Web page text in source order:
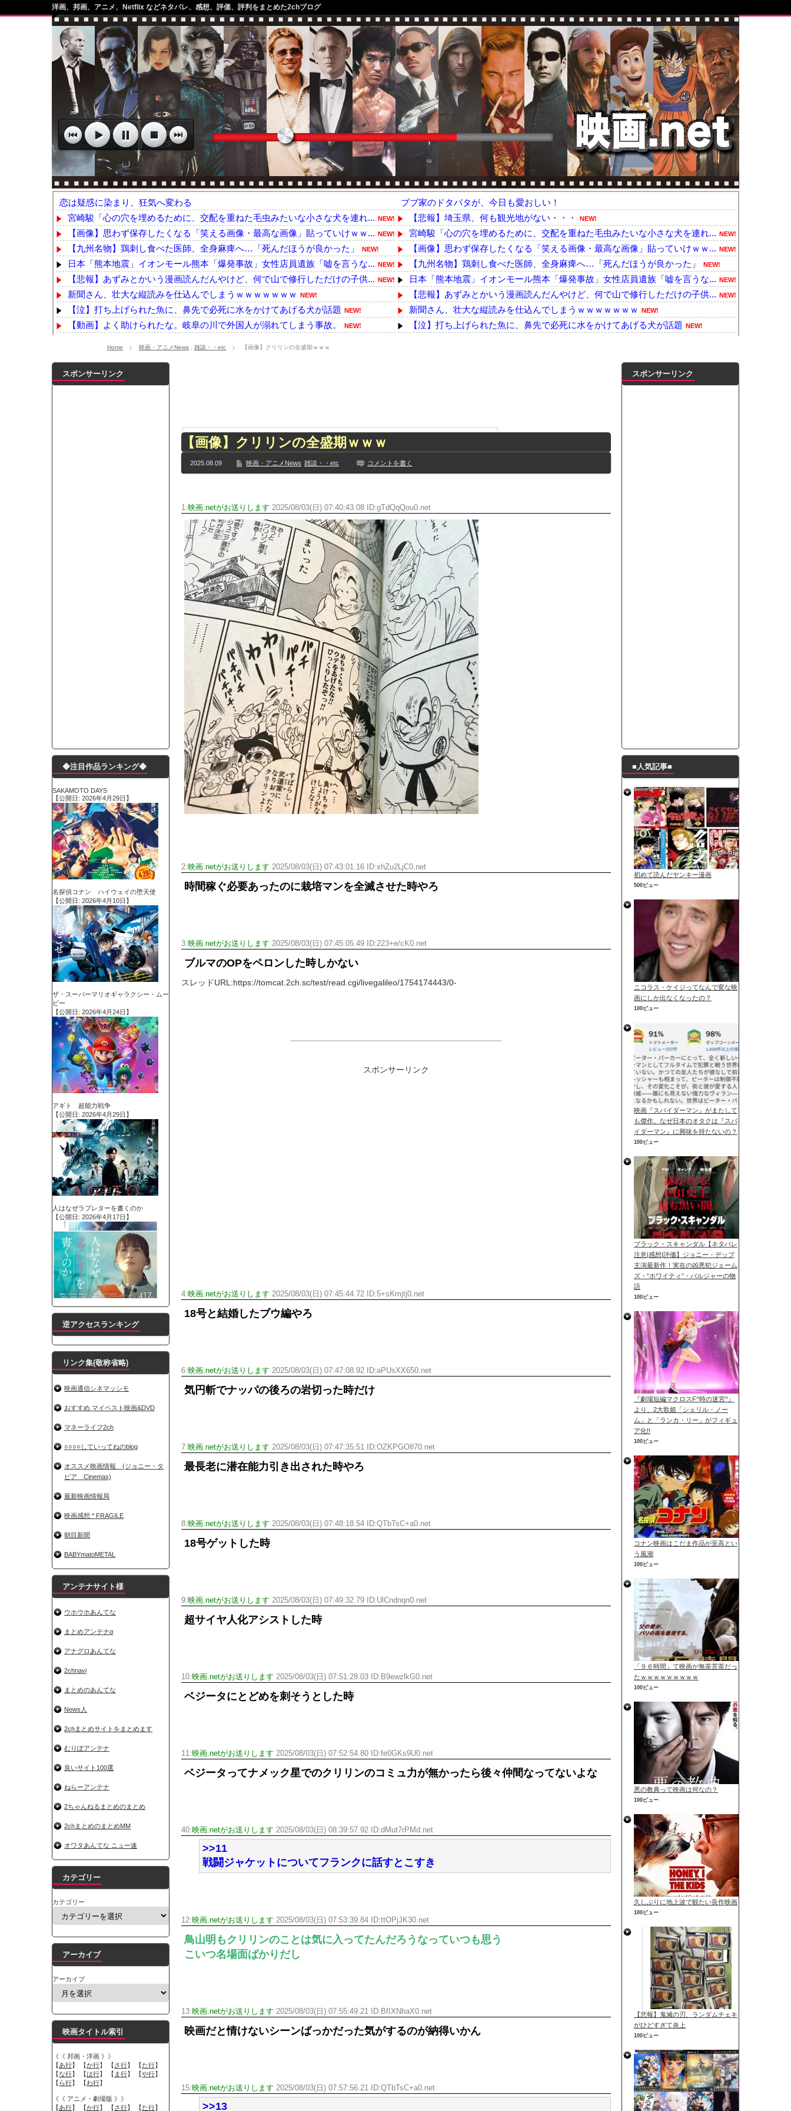
洋画、邦画、アニメ、Netflix などネタバレ、感想、評価、評判をまとめた2chブログ
恋は疑惑に染まり、狂気へ変わる
宮崎駿「心の穴を埋めるために、交配を重ねた毛虫みたいな小さな犬を連れ... NEW!
【画像】思わず保存したくなる「笑える画像・最高な画像」貼っていけｗｗ... NEW!
【九州名物】鶏刺し食べた医師、全身麻痺へ…「死んだほうが良かった」 NEW!
日本「熊本地震」イオンモール熊本「爆発事故」女性店員遺族「嘘を言うな... NEW!
【悲報】あずみとかいう漫画読んだんやけど、何で山で修行しただけの子供... NEW!
新聞さん、壮大な縦読みを仕込んでしまうｗｗｗｗｗｗｗ NEW!
【泣】打ち上げられた魚に、鼻先で必死に水をかけてあげる犬が話題 NEW!
【動画】よく助けられたな。岐阜の川で外国人が溺れてしまう事故。 NEW!
【衝撃】父親（53）と母親（51）が早朝から性行為してるｗｗｗｗとん...
【画像】佐倉綾音(32)、自分のシコポイントに気がつくwwwwwww
【乃木坂】水谷豊の息子、三山凌輝がW不倫‼共演した久保史緒里と中村麗...
【TWICE】サナが佐藤健とダブル主演の映画で演技に初挑戦‼
【速報】石破首相 大敗の責任「両院議員総会での意見や総括を踏まえ、適...
メイドの格好してるちょちょたんの破壊力が半端ない【梅咲遥】
ランJ民ワイ、新しいランニングシューズを手に入れる
モーニングショー「視聴率5.2％！」テレビ朝日「ひたすら自民批判！」...
出自が社長にバレて「愛人になれ」と脅された。辞めたら1週間もしないう...
【唖然】渋谷のホームレス対策、とんでもない領域へｗｗｗｗｗｗ
子供部屋おじさんなんですがコード類の配線ぐちゃぐちゃさせない方法教え...
ポルシェが満を持して送り出す初EV 「タイカン」はテスラのライバルに...
【朗報】阪神のドラフト、ガチで大当たりだったｗｗｗｗｗｗｗｗｗｗｗｗ...
下半身トレーニング、太ももに自信ニキきてくれｗｗｗｗｗｗｗｗｗ
ブブ家のドタバタが、今日も愛おしい！
【悲報】埼玉県、何も観光地がない・・・
NEW!
宮崎駿「心の穴を埋めるために、交配を重ねた毛虫みたいな小さな犬を連れ... NEW!
【画像】思わず保存したくなる「笑える画像・最高な画像」貼っていけｗｗ... NEW!
【九州名物】鶏刺し食べた医師、全身麻痺へ…「死んだほうが良かった」 NEW!
日本「熊本地震」イオンモール熊本「爆発事故」女性店員遺族「嘘を言うな... NEW!
【悲報】あずみとかいう漫画読んだんやけど、何で山で修行しただけの子供... NEW!
新聞さん、壮大な縦読みを仕込んでしまうｗｗｗｗｗｗｗ NEW!
【泣】打ち上げられた魚に、鼻先で必死に水をかけてあげる犬が話題 NEW!
韓国人「海上自衛隊護衛艦ちょうかいによるトマホーク巡航ミサイルの実射...
【ホロライブ】アキロゼ、映画をきっかけに「ちいかわ」にどハマり「今で... NEW!
8/8 本日の乃木活スケジュールです！！！【乃木坂46】他
【最新画像】鈴木奈々「今が一番バスト大きい！」下着姿を公開、豊満な美...
【画像】彼女「ねー、今日のデートこれで行っていー？」ﾊﾟｼｬ
外国人「お前らビッグマックって本当に美味しいと思うか？」
メイドの格好してるちょちょたんの破壊力が半端ない【梅咲遥】
ランJ民ワイ、新しいランニングシューズを手に入れる
BABYMETAL「PMC Vol.29 新生ベビメタ表紙」
モーニングショー「視聴率5.2％！」テレビ朝日「ひたすら自民批判！」...
出自が社長にバレて「愛人になれ」と脅された。辞めたら1週間もしないう...
【唖然】渋谷のホームレス対策、とんでもない領域へｗｗｗｗｗｗ
【速報】川島海荷、警視庁前で接触事故
本田翼が好きなB'zの曲ランキングが酷すぎるｗｗｗｗｗ
Powered by livedoor 相互RSS
Home 映画・アニメNews 雑談・・etc 【画像】クリリンの全盛期ｗｗｗ
【画像】クリリンの全盛期ｗｗｗ
2025.08.09 映画・アニメNews 雑談・・etc コメントを書く
1:映画.netがお送りします 2025/08/03(日) 07:40:43.08 ID:gTdQqQou0.net
2:映画.netがお送りします 2025/08/03(日) 07:43:01.16 ID:xhZu2LjC0.net
時間稼ぐ必要あったのに栽培マンを全滅させた時やろ
3:映画.netがお送りします 2025/08/03(日) 07:45:05.49 ID:223+e/cK0.net
ブルマのOPをペロンした時しかない
スレッドURL:https://tomcat.2ch.sc/test/read.cgi/livegalileo/1754174443/0-
スポンサーリンク
4:映画.netがお送りします 2025/08/03(日) 07:45:44.72 ID:5+sKmjtj0.net
18号と結婚したブウ編やろ
6:映画.netがお送りします 2025/08/03(日) 07:47:08.92 ID:aPUsXX650.net
気円斬でナッパの後ろの岩切った時だけ
7:映画.netがお送りします 2025/08/03(日) 07:47:35.51 ID:OZKPGO870.net
最長老に潜在能力引き出された時やろ
8:映画.netがお送りします 2025/08/03(日) 07:48:18.54 ID:QTbTsC+a0.net
18号ゲットした時
9:映画.netがお送りします 2025/08/03(日) 07:49:32.79 ID:UlCndnqn0.net
超サイヤ人化アシストした時
10:映画.netがお送りします 2025/08/03(日) 07:51:28.03 ID:B9ewzlkG0.net
ベジータにとどめを刺そうとした時
11:映画.netがお送りします 2025/08/03(日) 07:52:54.80 ID:fe0GKs9U0.net
ベジータってナメック星でのクリリンのコミュ力が無かったら後々仲間なってないよな
40:映画.netがお送りします 2025/08/03(日) 08:39:57.92 ID:dMut7rPMd.net
>>11
戦闘ジャケットについてフランクに話すとこすき
12:映画.netがお送りします 2025/08/03(日) 07:53:39.84 ID:ttOPjJK30.net
鳥山明もクリリンのことは気に入ってたんだろうなっていつも思う
こいつ名場面ばかりだし
13:映画.netがお送りします 2025/08/03(日) 07:55:49.21 ID:BfIXNhaX0.net
映画だと情けないシーンばっかだった気がするのが納得いかん
15:映画.netがお送りします 2025/08/03(日) 07:57:56.21 ID:QTbTsC+a0.net
>>13
スポンサーリンク
◆注目作品ランキング◆
SAKAMOTO DAYS
【公開日: 2026年4月29日】
名探偵コナン ハイウェイの堕天使
【公開日: 2026年4月10日】
ザ・スーパーマリオギャラクシー・ムー
ビー
【公開日: 2026年4月24日】
アギト 超能力戦争
【公開日: 2026年4月29日】
人はなぜラブレターを書くのか
【公開日: 2026年4月17日】
逆アクセスランキング
リンク集(敬称省略)
映画通信シネマッシモ
おすすめ マイベスト映画&DVD
マネーライフ2ch
○○○○していってねのblog
オススメ映画情報 (ジョニー・タ
ピア Cinemas)
最新映画情報局
映画感想 * FRAGILE
朝目新聞
BABYmatoMETAL
アンテナサイト様
ウホウホあんてな
まとめアンテナα
アナグロあんてな
2chnavi
まとめのあんてな
News人
2chまとめサイトをまとめます
むりぽアンテナ
良いサイト100選
ねらーアンテナ
2ちゃんねるまとめのまとめ
2chまとめのまとめMM
オワタあんてな ニュー速
カテゴリー
カテゴリー
アーカイブ
アーカイブ
映画タイトル索引
《《 邦画・洋画 》》
【あ行】 【か行】 【さ行】 【た行】
【な行】 【は行】 【 ま行】 【や行】
【 ら行】 【わ行】
《《 アニメ・劇場版 》》
【あ行】 【か行】 【さ行】 【た行】
スポンサーリンク
■人気記事■
初めて読んだヤンキー漫画
500ビュー
ニコラス・ケイジってなんで変な映
画にしか出なくなったの？
100ビュー
映画『スパイダーマン』がまたして
も傑作。なぜ日本のオタクは『スパ
イダーマン』に興味を持たないの？
100ビュー
ブラック・スキャンダル【ネタバレ
注意|感想|評価】ジョニー・デップ
主演最新作！実在の凶悪犯ジェーム
ズ・“ホワイティ”・バルジャーの物
語
100ビュー
『劇場短編マクロスF^時の迷宮^』
より、2大歌姫「シェリル・ノー
ム」と「ランカ・リー」がフィギュ
ア化!!
100ビュー
コナン映画はこだま作品が至高とい
う風潮
100ビュー
「９６時間」て映画が無茶苦茶だっ
たｗｗｗｗｗｗｗｗｗ
100ビュー
悪の教典って映画は何なの？
100ビュー
久しぶりに地上波で観たい良作映画
100ビュー
【悲報】鬼滅の刃、ランダムチェキ
がひどすぎて炎上
100ビュー